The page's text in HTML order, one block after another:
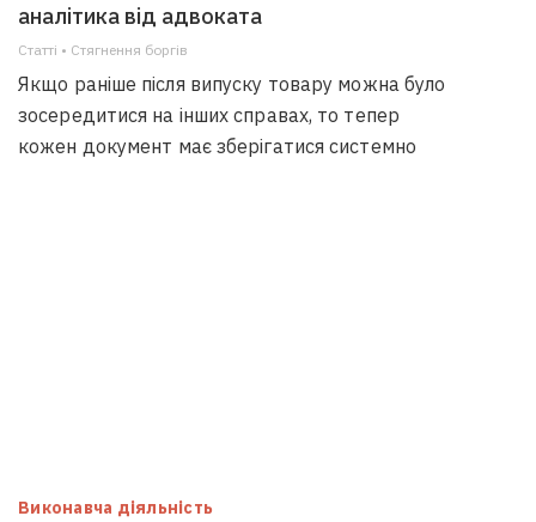
аналітика від адвоката
Статті • Стягнення боргiв
Якщо раніше після випуску товару можна було
зосередитися на інших справах, то тепер
кожен документ має зберігатися системно
Виконавча діяльність